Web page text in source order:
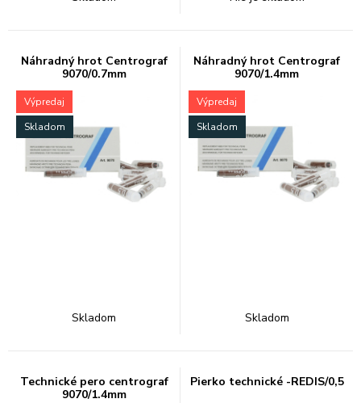
Náhradný hrot Centrograf
9070/0.7mm
Výpredaj
Skladom
Skladom
Náhradný hrot Centrograf
9070/1.4mm
Výpredaj
Skladom
Skladom
Technické pero centrograf
9070/1.4mm
Pierko technické -REDIS/0,5